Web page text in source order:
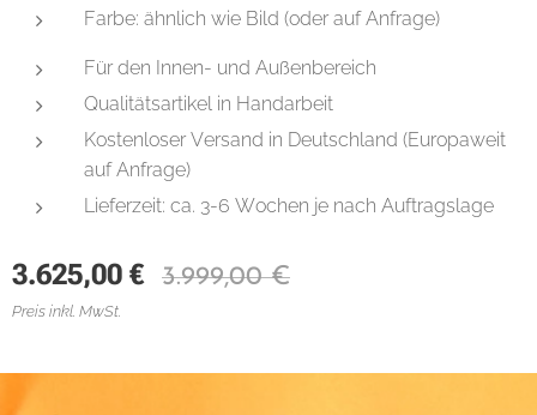
Farbe: ähnlich wie Bild (oder auf Anfrage)
Für den Innen- und Außenbereich
Qualitätsartikel in Handarbeit
Kostenloser Versand in Deutschland (Europaweit
auf Anfrage)
Lieferzeit: ca. 3-6 Wochen je nach Auftragslage
3.625,00 € 3.999,00€
Preis inkl. MwSt.